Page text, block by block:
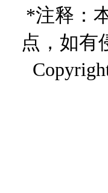
*注释：
点，如有